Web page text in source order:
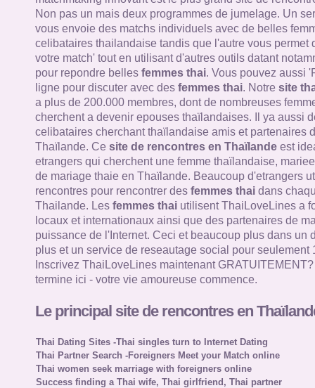
Non pas un mais deux programmes de jumelage. Un
vous envoie des matchs individuels avec de belles
celibataires thailandaise tandis que l'autre vous permet
votre match' tout en utilisant d'autres outils datant
pour repondre belles femmes thai. Vous pouvez aussi
ligne pour discuter avec des femmes thai. Notre site
a plus de 200.000 membres, dont de nombreuses
cherchent a devenir epouses thaïlandaises. Il ya aussi
celibataires cherchant thaïlandaise amis et partenaires
Thaïlande. Ce site de rencontres en Thaïlandeest
etrangers qui cherchent une femme thaïlandaise,
de mariage thaie en Thaïlande. Beaucoup d'etrangers
rencontres pour rencontrer des femmes thaidans
Thailande. Les femmes thaiutilisent ThaiLoveLines a
locaux et internationaux ainsi que des partenaires de
puissance de l'Internet. Ceci et beaucoup plus dans un
plus et un service de reseautage social pour seulement
Inscrivez ThaiLoveLines maintenant
termine ici - votre vie amoureuse commence.
Le principal site de rencontres en
Thai Dating Sites -Thai singles turn to Internet Dating
Thai Partner Search -Foreigners Meet your Match online
Thai women seek marriage with foreigners online
Success finding a Thai wife, Thai girlfriend, Thai partner